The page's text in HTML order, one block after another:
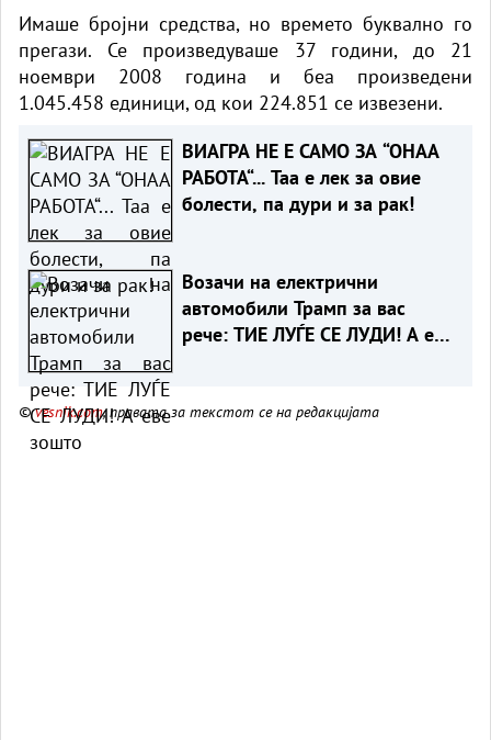
Имаше бројни средства, но времето буквално го
прегази. Се произведуваше 37 години, до 21
ноември 2008 година и беа произведени
1.045.458 единици, од кои 224.851 се извезени.
ВИАГРА НЕ Е САМО ЗА “ОНАА
РАБОТА“... Таа е лек за овие
болести, па дури и за рак!
Возачи на електрични
автомобили Трамп за вас
рече: ТИЕ ЛУЃЕ СЕ ЛУДИ! А еве
©vesnik.com, правата за текстот се на редакцијата